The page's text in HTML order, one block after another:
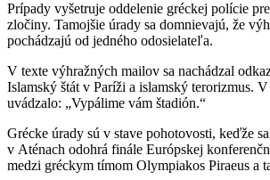
Prípady vyšetruje oddelenie gréckej polície
zločiny. Tamojšie úrady sa domnievajú, že
pochádzajú od jedného odosielateľa.
V texte výhražných mailov sa nachádzal
Islamský štát v Paríži a islamský terorizmus.
uvádzalo: „Vypálime vám štadión.“
Grécke úrady sú v stave pohotovosti, keďže
v Aténach odohrá finále Európskej
medzi gréckym tímom Olympiakos Piraeus a